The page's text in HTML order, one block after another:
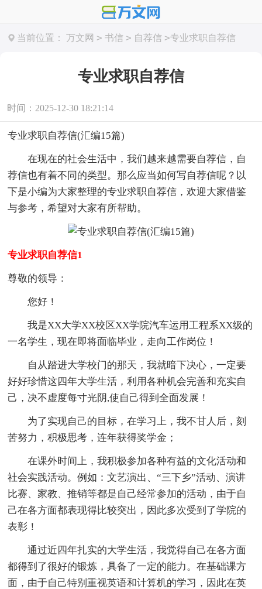
当前位置： 万文网 > 书信 > 自荐信 >专业求职自荐信
专业求职自荐信
时间：2025-12-30 18:21:14
专业求职自荐信(汇编15篇)
在现在的社会生活中，我们越来越需要自荐信，自
荐信也有着不同的类型。那么应当如何写自荐信呢？以
下是小编为大家整理的专业求职自荐信，欢迎大家借鉴
与参考，希望对大家有所帮助。
专业求职自荐信1
尊敬的领导：
您好！
我是XX大学XX校区XX学院汽车运用工程系XX级的
一名学生，现在即将面临毕业，走向工作岗位！
自从踏进大学校门的那天，我就暗下决心，一定要
好好珍惜这四年大学生活，利用各种机会完善和充实自
己，决不虚度每寸光阴,使自己得到全面发展！
为了实现自己的目标，在学习上，我不甘人后，刻
苦努力，积极思考，连年获得奖学金；
在课外时间上，我积极参加各种有益的文化活动和
社会实践活动。例如：文艺演出、“三下乡”活动、演讲
比赛、家教、推销等都是自己经常参加的活动，由于自
己在各方面都表现得比较突出，因此多次受到了学院的
表彰！
通过近四年扎实的大学生活，我觉得自己在各方面
都得到了很好的锻炼，具备了一定的能力。在基础课方
面，由于自己特别重视英语和计算机的学习，因此在英